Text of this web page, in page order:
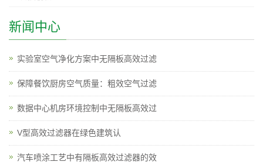
新闻中心
实验室空气净化方案中无隔板高效过滤
保障餐饮厨房空气质量：粗效空气过滤
数据中心机房环境控制中无隔板高效过
V型高效过滤器在绿色建筑认
汽车喷涂工艺中有隔板高效过滤器的效